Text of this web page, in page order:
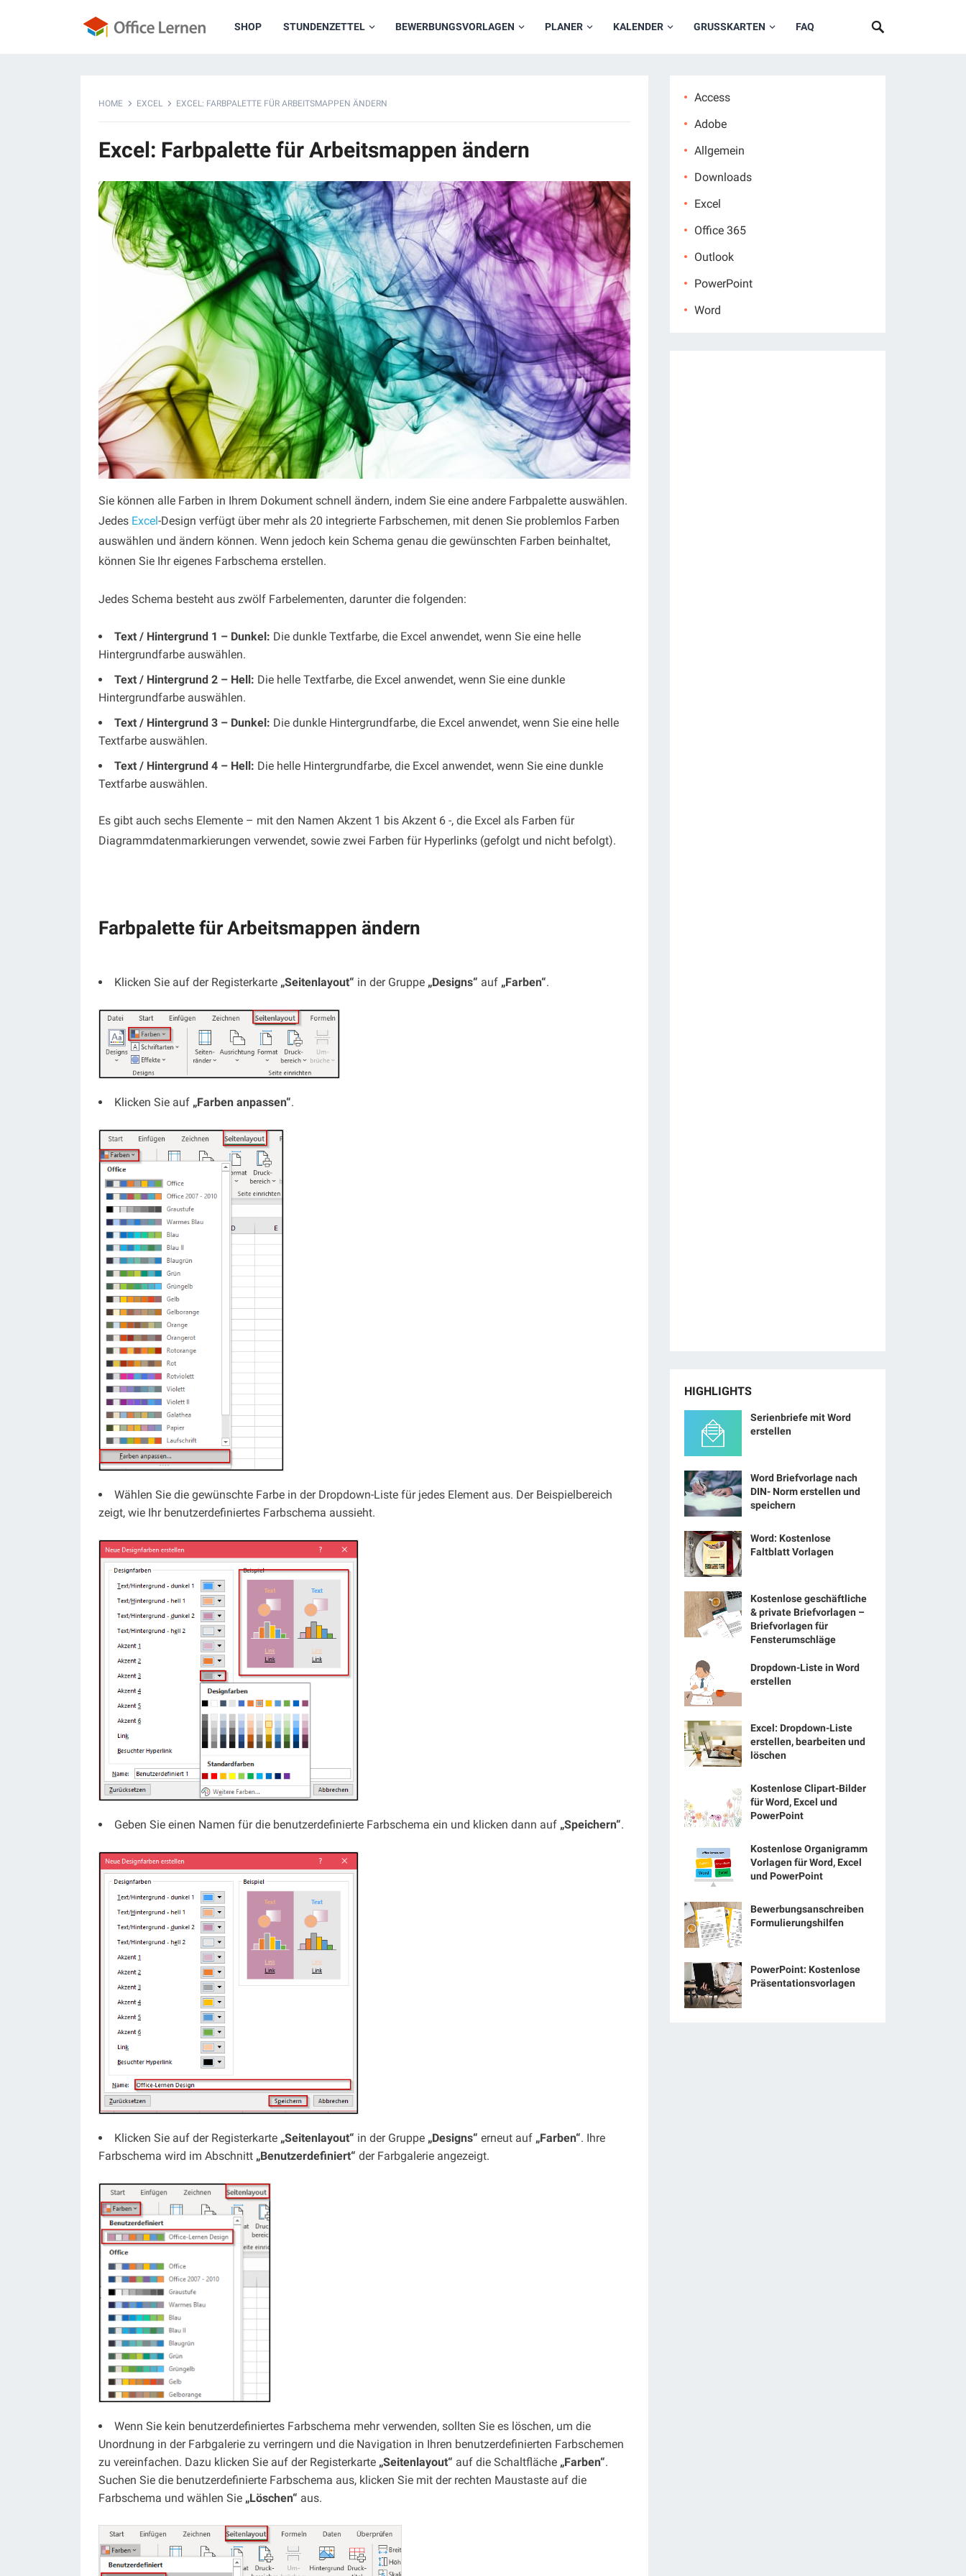
SHOP STUNDENZETTEL BEWERBUNGSVORLAGEN PLANER KALENDER GRUSSKARTEN FAQ
HOME EXCEL EXCEL: FARBPALETTE FÜR ARBEITSMAPPEN ÄNDERN
Excel: Farbpalette für Arbeitsmappen ändern
Sie können alle Farben in Ihrem Dokument schnell ändern, indem Sie eine andere Farbpalette auswählen.
Jedes Excel-Design verfügt über mehr als 20 integrierte Farbschemen, mit denen Sie problemlos Farben
auswählen und ändern können. Wenn jedoch kein Schema genau die gewünschten Farben beinhaltet,
können Sie Ihr eigenes Farbschema erstellen.
Jedes Schema besteht aus zwölf Farbelementen, darunter die folgenden:
Text / Hintergrund 1 – Dunkel: Die dunkle Textfarbe, die Excel anwendet, wenn Sie eine helle
Hintergrundfarbe auswählen.
Text / Hintergrund 2 – Hell: Die helle Textfarbe, die Excel anwendet, wenn Sie eine dunkle
Hintergrundfarbe auswählen.
Text / Hintergrund 3 – Dunkel: Die dunkle Hintergrundfarbe, die Excel anwendet, wenn Sie eine helle
Textfarbe auswählen.
Text / Hintergrund 4 – Hell: Die helle Hintergrundfarbe, die Excel anwendet, wenn Sie eine dunkle
Textfarbe auswählen.
Es gibt auch sechs Elemente – mit den Namen Akzent 1 bis Akzent 6 -, die Excel als Farben für
Diagrammdatenmarkierungen verwendet, sowie zwei Farben für Hyperlinks (gefolgt und nicht befolgt).
Farbpalette für Arbeitsmappen ändern
Klicken Sie auf der Registerkarte „Seitenlayout“ in der Gruppe „Designs“ auf „Farben“.
Klicken Sie auf „Farben anpassen“.
Wählen Sie die gewünschte Farbe in der Dropdown-Liste für jedes Element aus. Der Beispielbereich
zeigt, wie Ihr benutzerdefiniertes Farbschema aussieht.
Geben Sie einen Namen für die benutzerdefinierte Farbschema ein und klicken dann auf „Speichern“.
Klicken Sie auf der Registerkarte „Seitenlayout“ in der Gruppe „Designs“ erneut auf „Farben“. Ihre
Farbschema wird im Abschnitt „Benutzerdefiniert“ der Farbgalerie angezeigt.
Wenn Sie kein benutzerdefiniertes Farbschema mehr verwenden, sollten Sie es löschen, um die
Unordnung in der Farbgalerie zu verringern und die Navigation in Ihren benutzerdefinierten Farbschemen
zu vereinfachen. Dazu klicken Sie auf der Registerkarte „Seitenlayout“ auf die Schaltfläche „Farben“.
Suchen Sie die benutzerdefinierte Farbschema aus, klicken Sie mit der rechten Maustaste auf die
Farbschema und wählen Sie „Löschen“ aus.
Access
Adobe
Allgemein
Downloads
Excel
Office 365
Outlook
PowerPoint
Word
HIGHLIGHTS
Serienbriefe mit Word
erstellen
Word Briefvorlage nach
DIN- Norm erstellen und
speichern
Word: Kostenlose
Faltblatt Vorlagen
Kostenlose geschäftliche
& private Briefvorlagen –
Briefvorlagen für
Fensterumschläge
Dropdown-Liste in Word
erstellen
Excel: Dropdown-Liste
erstellen, bearbeiten und
löschen
Kostenlose Clipart-Bilder
für Word, Excel und
PowerPoint
Kostenlose Organigramm
Vorlagen für Word, Excel
und PowerPoint
Bewerbungsanschreiben
Formulierungshilfen
PowerPoint: Kostenlose
Präsentationsvorlagen